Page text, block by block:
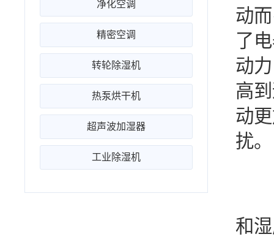
动
了
动
高
动
扰。
和
净化空调
精密空调
转轮除湿机
热泵烘干机
超声波加湿器
工业除湿机